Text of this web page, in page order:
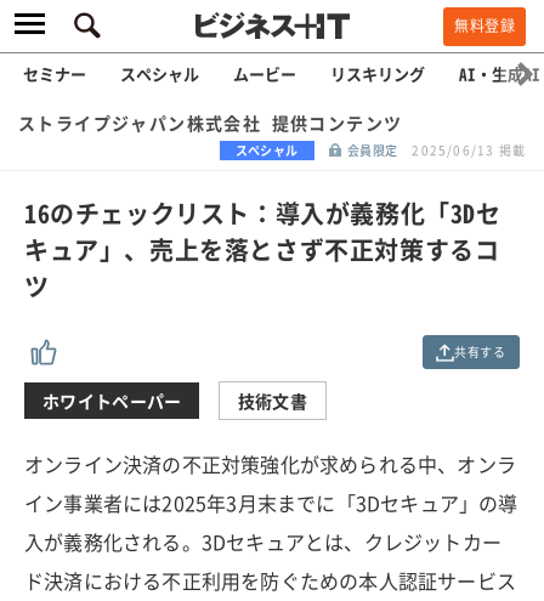
無料登録
セミナー スペシャル ムービー リスキリング AI・生成AI
ストライプジャパン株式会社 提供コンテンツ
スペシャル 会員限定 2025/06/13 掲載
16のチェックリスト：導入が義務化「3Dセ
キュア」、売上を落とさず不正対策するコ
ツ
共有する
ホワイトペーパー 技術文書
オンライン決済の不正対策強化が求められる中、オンラ
イン事業者には2025年3月末までに「3Dセキュア」の導
入が義務化される。3Dセキュアとは、クレジットカー
ド決済における不正利用を防ぐための本人認証サービス